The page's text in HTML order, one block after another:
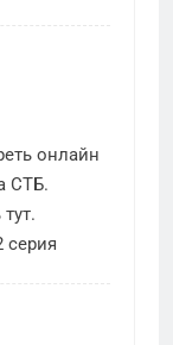
онлайн
СТБ.
серия